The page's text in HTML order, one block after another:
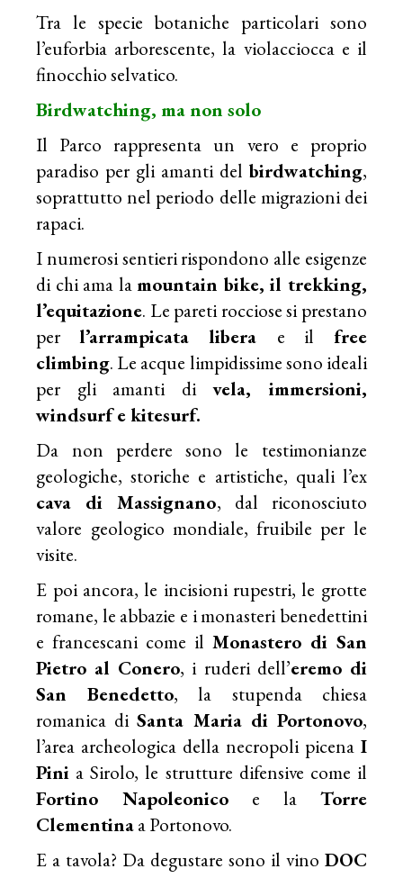
Tra le specie botaniche particolari sono
l’euforbia arborescente, la violacciocca e il
finocchio selvatico.
Birdwatching, ma non solo
Il Parco rappresenta un vero e proprio
paradiso per gli amanti del birdwatching,
soprattutto nel periodo delle migrazioni dei
rapaci.
I numerosi sentieri rispondono alle esigenze
di chi ama lamountain bike, il trekking,
l’equitazione. Le pareti rocciose si prestano
perl’arrampicata libera e il free
climbing. Le acque limpidissime sono ideali
per gli amanti divela, immersioni,
windsurf e kitesurf.
Da non perdere sono le testimonianze
geologiche, storiche e artistiche, quali l’ex
cava di Massignano, dal riconosciuto
valore geologico mondiale, fruibile per le
visite.
E poi ancora, le incisioni rupestri, le grotte
romane, le abbazie e i monasteri benedettini
e francescani come il Monastero di San
Pietro al Conero, i ruderi dell’eremo di
San Benedetto, la stupenda chiesa
romanica diSanta Maria di Portonovo,
l’area archeologica della necropoli picena I
Pini a Sirolo, le strutture difensive come il
Fortino Napoleonico e la Torre
Clementinaa Portonovo.
E a tavola? Da degustare sono il vino DOC